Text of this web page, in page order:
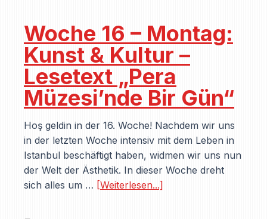
Woche 16 – Montag:
Kunst & Kultur –
Lesetext „Pera
Müzesi’nde Bir Gün“
Hoş geldin in der 16. Woche! Nachdem wir uns
in der letzten Woche intensiv mit dem Leben in
Istanbul beschäftigt haben, widmen wir uns nun
der Welt der Ästhetik. In dieser Woche dreht
sich alles um … [Weiterlesen...]